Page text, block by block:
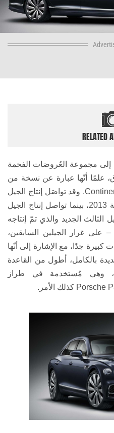
RELATED
إلى مجموعة العُروضات الفخمة
علمًا أنّها عبارة عن نسخة من
. وقد تواصَل إنتاج الجيل
حتى سنة 2013، بينما تواصل إنتاج الجيل
تمّ إنتاجه
– على غرار الجيلين السابقين،
كبيرة جدًا، مع الإشارة إلى أنّها
بالكامل، أطول من القاعدة
Porsche كذلك الأمر.